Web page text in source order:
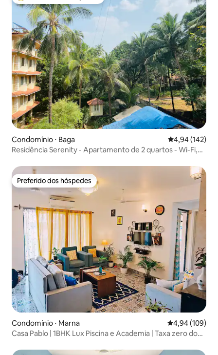
Condomínio ⋅ Baga 4,94 de uma
4,94 (142)
Residência Serenity - Apartamento de 2 quartos - Wi-Fi,
Preferido dos hóspedes
Preferido dos hóspedes
Condomínio ⋅ Marna 4,94 de uma
4,94 (109)
Casa Pablo | 1BHK Lux Piscina e Academia | Taxa zero do